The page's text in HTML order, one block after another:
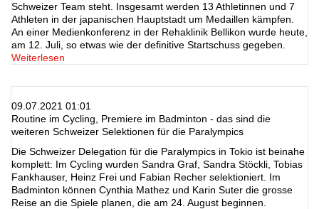
Schweizer Team steht. Insgesamt werden 13 Athletinnen und 7
Athleten in der japanischen Hauptstadt um Medaillen kämpfen.
An einer Medienkonferenz in der Rehaklinik Bellikon wurde heute,
am 12. Juli, so etwas wie der definitive Startschuss gegeben.
Weiterlesen
09.07.2021 01:01
Routine im Cycling, Premiere im Badminton - das sind die
weiteren Schweizer Selektionen für die Paralympics
Die Schweizer Delegation für die Paralympics in Tokio ist beinahe
komplett: Im Cycling wurden Sandra Graf, Sandra Stöckli, Tobias
Fankhauser, Heinz Frei und Fabian Recher selektioniert. Im
Badminton können Cynthia Mathez und Karin Suter die grosse
Reise an die Spiele planen, die am 24. August beginnen.